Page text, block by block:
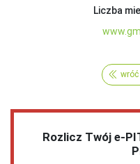
Liczba
Rozlicz Twój e-